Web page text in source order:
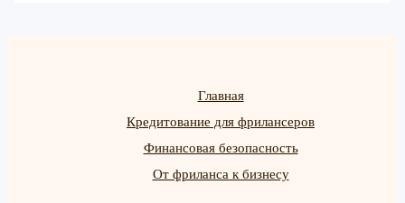
Главная
Кредитование для фрилансеров
Финансовая безопасность
От фриланса к бизнесу